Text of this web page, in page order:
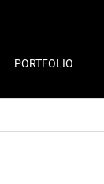
PORTFOLIO